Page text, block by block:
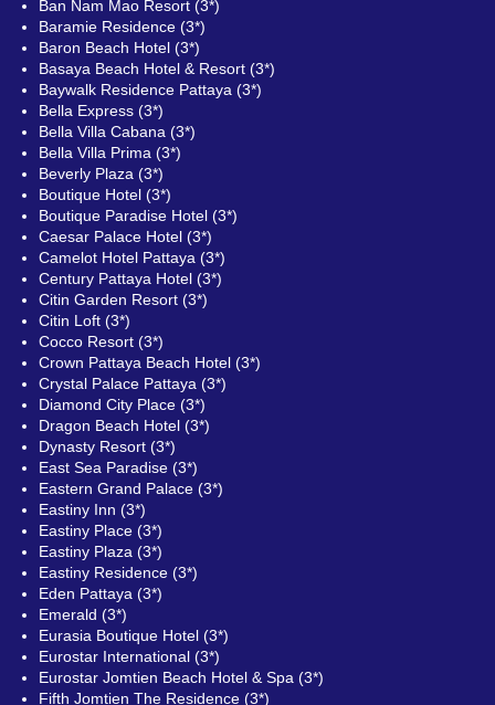
Ban Nam Mao Resort (3*)
Baramie Residence (3*)
Baron Beach Hotel (3*)
Basaya Beach Hotel & Resort (3*)
Baywalk Residence Pattaya (3*)
Bella Express (3*)
Bella Villa Cabana (3*)
Bella Villa Prima (3*)
Beverly Plaza (3*)
Boutique Hotel (3*)
Boutique Paradise Hotel (3*)
Caesar Palace Hotel (3*)
Camelot Hotel Pattaya (3*)
Century Pattaya Hotel (3*)
Citin Garden Resort (3*)
Citin Loft (3*)
Cocco Resort (3*)
Crown Pattaya Beach Hotel (3*)
Crystal Palace Pattaya (3*)
Diamond City Place (3*)
Dragon Beach Hotel (3*)
Dynasty Resort (3*)
East Sea Paradise (3*)
Eastern Grand Palace (3*)
Eastiny Inn (3*)
Eastiny Place (3*)
Eastiny Plaza (3*)
Eastiny Residence (3*)
Eden Pattaya (3*)
Emerald (3*)
Eurasia Boutique Hotel (3*)
Eurostar International (3*)
Eurostar Jomtien Beach Hotel & Spa (3*)
Fifth Jomtien The Residence (3*)